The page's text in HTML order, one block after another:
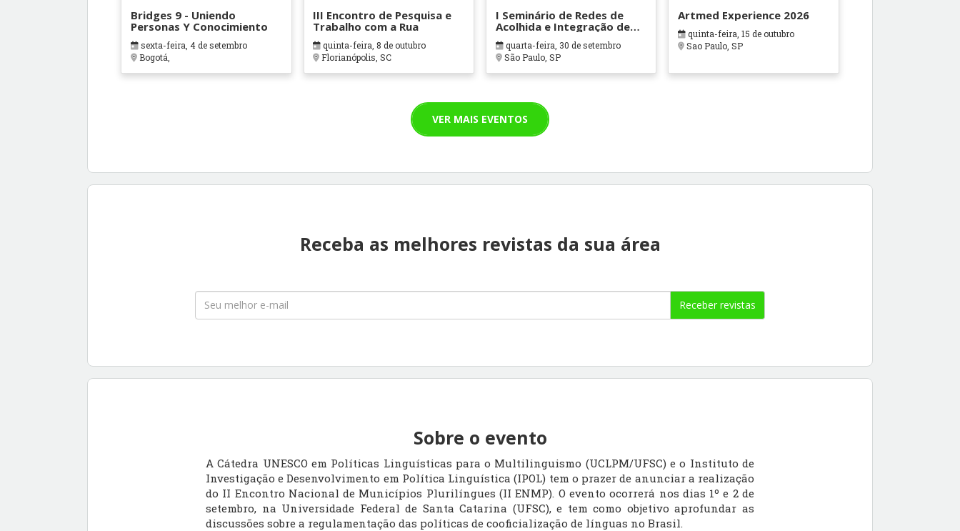
Bridges 9 - Uniendo
Personas Y Conocimiento
sexta-feira, 4 de setembro
Bogotá,
III Encontro de Pesquisa e
Trabalho com a Rua
quinta-feira, 8 de outubro
Florianópolis, SC
I Seminário de Redes de
Acolhida e Integração de
Refugiados no Brasil:
Patrocínio comunitário,
políticas públicas e
experiências de
quarta-feira, 30 de setembro
São Paulo, SP
Artmed Experience 2026
quinta-feira, 15 de outubro
Sao Paulo, SP
VER MAIS EVENTOS
Receba as melhores revistas da sua área
Receber revistas
Sobre o evento
A Cátedra UNESCO em Políticas Linguísticas para o Multilinguismo (UCLPM/UFSC) e o Instituto de
Investigação e Desenvolvimento em Política Linguística (IPOL) tem o prazer de anunciar a realização
do II Encontro Nacional de Municípios Plurilíngues (II ENMP). O evento ocorrerá nos dias 1º e 2 de
setembro, na Universidade Federal de Santa Catarina (UFSC), e tem como objetivo aprofundar as
discussões sobre a regulamentação das políticas de cooficialização de línguas no Brasil.